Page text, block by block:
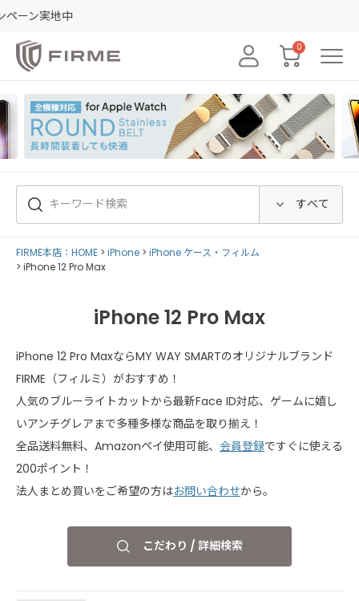
0
FIRME本店：HOME iPhone
iPhone ケース・フィルム
iPhone 12 Pro Max
iPhone 12 Pro Max
iPhone 12 Pro MaxならMY WAY SMARTのオリジナルブランド
FIRME（フィルミ）がおすすめ！
人気のブルーライトカットから最新Face ID対応、ゲームに嬉し
いアンチグレアまで多種多様な商品を取り揃え！
全品送料無料、Amazonペイ使用可能、 会員登録ですぐに使える
200ポイント！
法人まとめ買いをご希望の方はお問い合わせから。
こだわり / 詳細検索